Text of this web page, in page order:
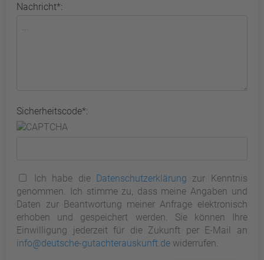
Nachricht*:
Sicherheitscode*:
Ich habe die Datenschutzerklärung zur Kenntnis
genommen. Ich stimme zu, dass meine Angaben und
Daten zur Beantwortung meiner Anfrage elektronisch
erhoben und gespeichert werden. Sie können Ihre
Einwilligung jederzeit für die Zukunft per E-Mail an
info@deutsche-gutachterauskunft.de widerrufen.